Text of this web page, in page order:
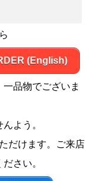
(English)
品物でございま
よう。
だけます。ご来店
さい。